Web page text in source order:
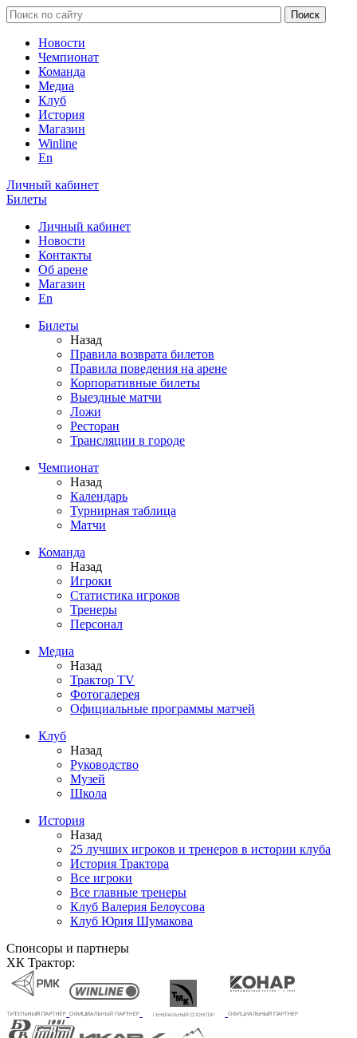
Новости
Чемпионат
Команда
Медиа
Клуб
История
Магазин
Winline
En
Личный кабинет
Билеты
Личный кабинет
Новости
Контакты
Об арене
Магазин
En
Билеты
Назад
Правила возврата билетов
Правила поведения на арене
Корпоративные билеты
Выездные матчи
Ложи
Ресторан
Трансляции в городе
Чемпионат
Назад
Календарь
Турнирная таблица
Матчи
Команда
Назад
Игроки
Статистика игроков
Тренеры
Персонал
Медиа
Назад
Трактор TV
Фотогалерея
Официальные программы матчей
Клуб
Назад
Руководство
Музей
Школа
История
Назад
25 лучших игроков и тренеров в истории клуба
История Трактора
Все игроки
Все главные тренеры
Клуб Валерия Белоусова
Клуб Юрия Шумакова
Спонсоры и партнеры
ХК Трактор: